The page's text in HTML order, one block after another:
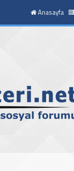
Anasayfa